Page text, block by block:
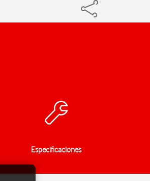
Especificaciones